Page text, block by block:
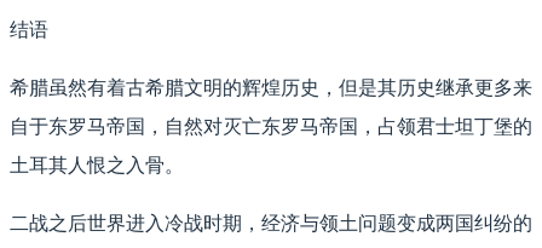
结语
希腊虽然有着古希腊文明的辉煌历史，但是其历史继承更多来
自于东罗马帝国，自然对灭亡东罗马帝国，占领君士坦丁堡的
土耳其人恨之入骨。
二战之后世界进入冷战时期，经济与领土问题变成两国纠纷的